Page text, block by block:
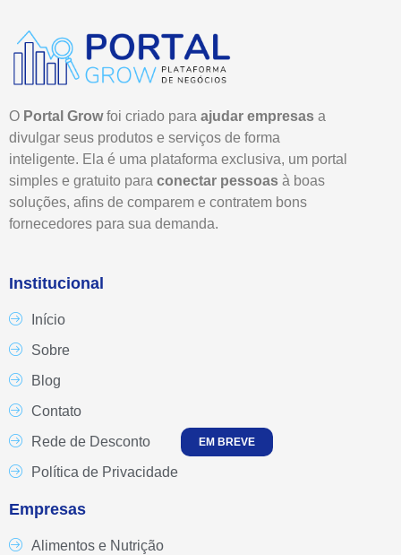
O Portal Growfoi criado para ajudar empresas a
divulgar seus produtos e serviços de forma
inteligente. Ela é uma plataforma exclusiva, um portal
simples e gratuito para conectar pessoas à boas
soluções, afins de comparem e contratem bons
fornecedores para sua demanda.
Institucional
EM BREVE
Início
Sobre
Blog
Contato
Rede de Desconto
Política de Privacidade
Empresas
Alimentos e Nutrição